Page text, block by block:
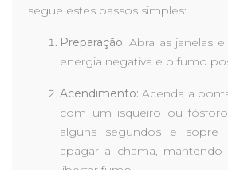
segue estes passos simples:
Preparação: Abra as janelas
energia negativa e o fumo
Acendimento: Acenda a
com um isqueiro ou
alguns segundos e sopre
apagar a chama, mantendo